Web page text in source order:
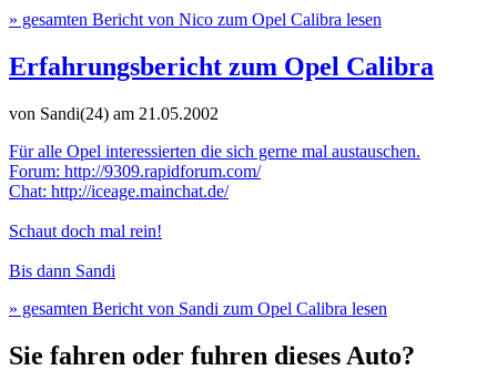
» gesamten Bericht von Nico zum Opel Calibra lesen
Erfahrungsbericht zum Opel Calibra
von Sandi(24) am 21.05.2002
Für alle Opel interessierten die sich gerne mal austauschen.
Forum: http://9309.rapidforum.com/
Chat: http://iceage.mainchat.de/
Schaut doch mal rein!
Bis dann Sandi
» gesamten Bericht von Sandi zum Opel Calibra lesen
Sie fahren oder fuhren dieses Auto?